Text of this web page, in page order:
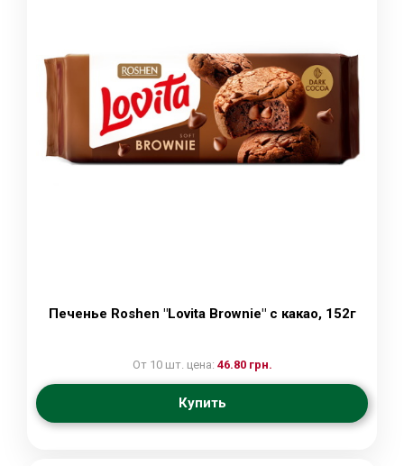
Печенье Roshen "Lovita Brownie" с какао, 152г
От 10 шт. цена: 46.80 грн.
Купить